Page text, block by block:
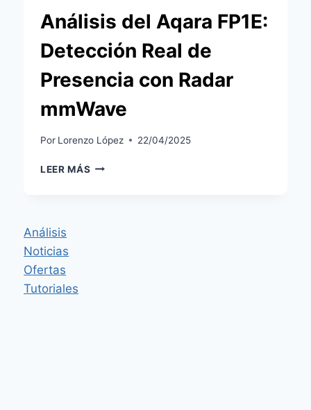
Análisis del Aqara FP1E:
Detección Real de
Presencia con Radar
mmWave
Por Lorenzo López 22/04/2025
LEER MÁS ANÁLISIS
Análisis
Noticias
Ofertas
Tutoriales